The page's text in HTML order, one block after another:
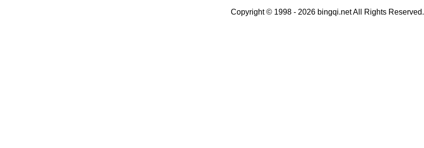
Copyright © 1998 - 2026 bingqi.net All Rights Reserved.